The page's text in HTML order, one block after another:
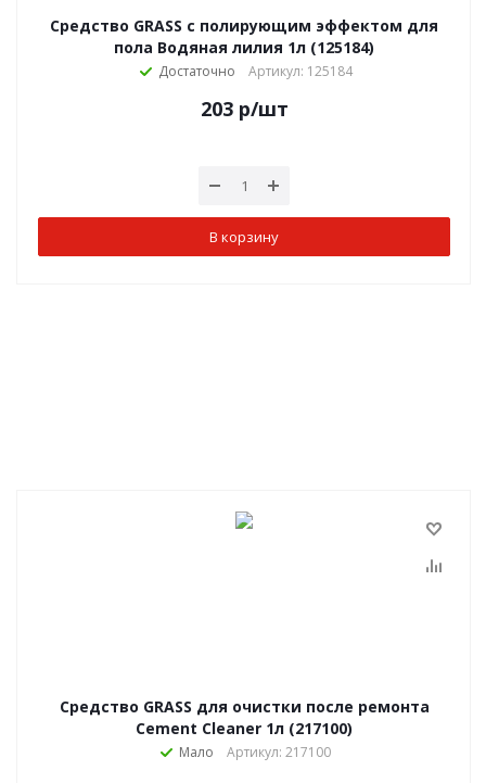
Средство GRASS с полирующим эффектом для
пола Водяная лилия 1л (125184)
Достаточно Артикул: 125184
203р/шт
В корзину
Средство GRASS для очистки после ремонта
Cement Cleaner 1л (217100)
Мало Артикул: 217100